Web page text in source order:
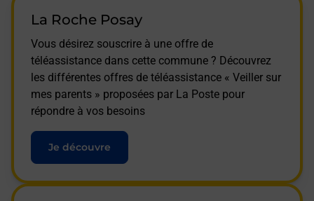
La Roche Posay
Vous désirez souscrire à une offre de
téléassistance dans cette commune ? Découvrez
les différentes offres de téléassistance « Veiller sur
mes parents » proposées par La Poste pour
répondre à vos besoins
Je découvre